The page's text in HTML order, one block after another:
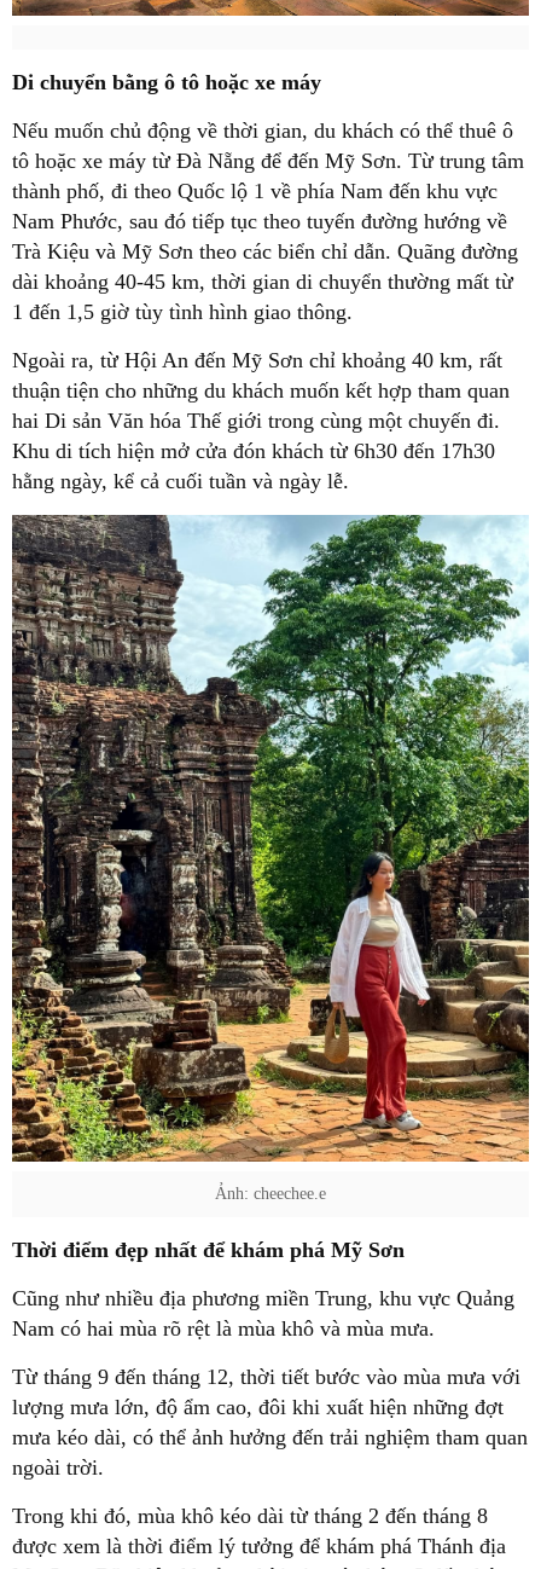
Di chuyển bằng ô tô hoặc xe máy
Nếu muốn chủ động về thời gian, du khách có thể thuê ô
tô hoặc xe máy từ Đà Nẵng để đến Mỹ Sơn. Từ trung tâm
thành phố, đi theo Quốc lộ 1 về phía Nam đến khu vực
Nam Phước, sau đó tiếp tục theo tuyến đường hướng về
Trà Kiệu và Mỹ Sơn theo các biển chỉ dẫn. Quãng đường
dài khoảng 40-45 km, thời gian di chuyển thường mất từ
1 đến 1,5 giờ tùy tình hình giao thông.
Ngoài ra, từ Hội An đến Mỹ Sơn chỉ khoảng 40 km, rất
thuận tiện cho những du khách muốn kết hợp tham quan
hai Di sản Văn hóa Thế giới trong cùng một chuyến đi.
Khu di tích hiện mở cửa đón khách từ 6h30 đến 17h30
hằng ngày, kể cả cuối tuần và ngày lễ.
Ảnh: cheechee.e
Thời điểm đẹp nhất để khám phá Mỹ Sơn
Cũng như nhiều địa phương miền Trung, khu vực Quảng
Nam có hai mùa rõ rệt là mùa khô và mùa mưa.
Từ tháng 9 đến tháng 12, thời tiết bước vào mùa mưa với
lượng mưa lớn, độ ẩm cao, đôi khi xuất hiện những đợt
mưa kéo dài, có thể ảnh hưởng đến trải nghiệm tham quan
ngoài trời.
Trong khi đó, mùa khô kéo dài từ tháng 2 đến tháng 8
được xem là thời điểm lý tưởng để khám phá Thánh địa